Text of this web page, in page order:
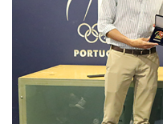
Marketing
Documentos
Contactos